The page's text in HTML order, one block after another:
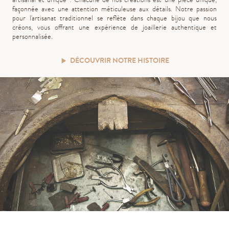
façonnée avec une attention méticuleuse aux détails. Notre passion
pour l'artisanat traditionnel se reflète dans chaque bijou que nous
créons, vous offrant une expérience de joaillerie authentique et
personnalisée.
DÉCOUVRIR NOTRE HISTOIRE